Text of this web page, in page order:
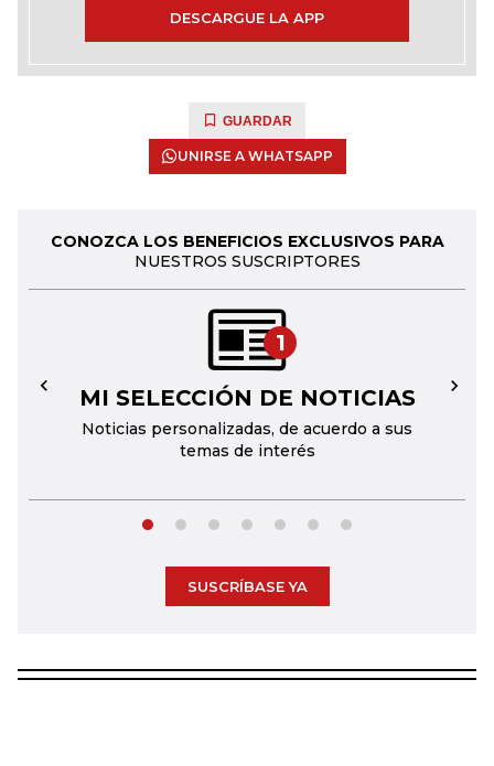
DESCARGUE LA APP
GUARDAR
UNIRSE A WHATSAPP
CONOZCA LOS BENEFICIOS EXCLUSIVOS PARA
NUESTROS SUSCRIPTORES
1
MI SELECCIÓN DE NOTICIAS
Noticias personalizadas, de acuerdo a sus
temas de interés
← →
SUSCRÍBASE YA